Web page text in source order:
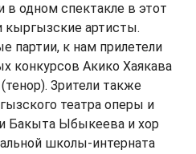
в одном спектакле в этот
артисты.
партии, к нам прилетели
конкурсов Акико Хаякава
Зрители также
театра оперы и
Бакыта Ыбыкеева и хор
школы-интерната